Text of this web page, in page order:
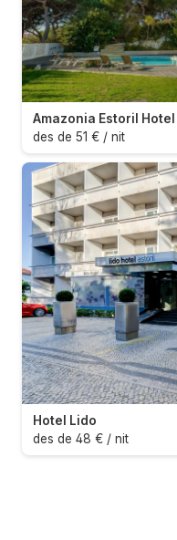
Amazonia Estoril Hotel
des de 51 € / nit
Hotel Lido
des de 48 € / nit